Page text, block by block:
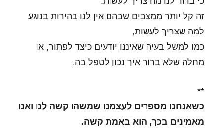
זה קל יותר ממצבים שבהם אין לנו בהירות בנוגע
למה שצריך לעשות,
כמו למשל בעיה שאיננו יודעים כיצד לפתור, או
מחלה שלא ברור איך נכון לטפל בה.
**
כשאנחנו מספרים לעצמנו שמשהו קשה לנו ואנו
מאמינים בכך, הוא באמת קשה.